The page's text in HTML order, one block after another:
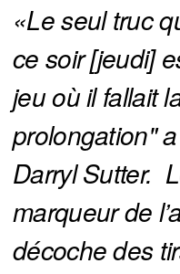
«Le seul truc
ce soir [jeudi]
jeu où il fallait
prolongation"
Darryl Sutter.
marqueur de
décoche des